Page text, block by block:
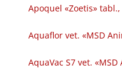
Apoquel «Zoetis»
Aquaflor vet. «MSD
AquaVac S7 vet.